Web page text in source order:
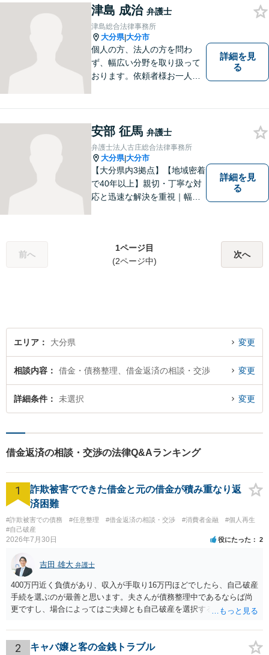
津島 成治 弁護士
津島総合法律事務所
大分県|大分市
個人の方、法人の方を問わ
ず、幅広い分野を取り扱って
おります。依頼者様お一人お
題でお困りの方はぜひご相談
ください。
詳細を見
る
安部 征馬 弁護士
弁護士法人古庄総合法律事務所
大分県|大分市
【大分県内3拠点】【地域密着
で40年以上】親切・丁寧な対
応と迅速な解決を重視｜幅広
【別府・杵築にも拠点】
詳細を見
る
前へ
1ページ目
(2ページ中)
次へ
エリア 大分県 変更
相談内容 借金・債務整理、借金返済の相談・交渉 変更
詳細条件 未選択 変更
借金返済の相談・交渉の法律Q&Aランキング
1
詐欺被害でできた借金と元の借金が積み重なり返
済困難
#詐欺被害での債務 #任意整理 #借金返済の相談・交渉 #消費者金融
#個人再生
#自己破産
2026年7月30日 役にたった 2
吉田 雄大 弁護士
400万円近く負債があり、収入が手取り16万円ほどでしたら、自己破産
手続を選ぶのが最善と思います。夫さんが債務整理中であるならば尚
更ですし、場合によってはご夫婦とも自己破産を選択する方法もある
2 キャバ嬢と客の金銭トラブル